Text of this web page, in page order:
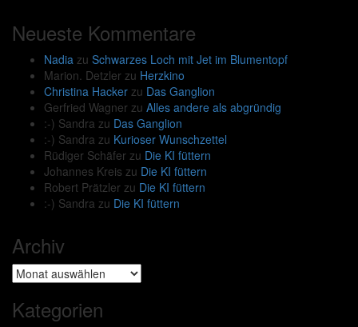
Neueste Kommentare
Nadia zu Schwarzes Loch mit Jet im Blumentopf
Marion. Detzler zu Herzkino
Christina Hacker zu Das Ganglion
Gerfried Wagner zu Alles andere als abgründig
:-) Sandra zu Das Ganglion
:-) Sandra zu Kurioser Wunschzettel
Rüdiger Schäfer zu Die KI füttern
Johannes Kreis zu Die KI füttern
Robert Prätzler zu Die KI füttern
:-) Sandra zu Die KI füttern
Archiv
Archiv
Kategorien